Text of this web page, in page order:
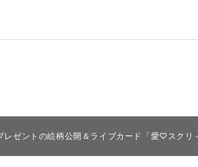
ントの絵柄公開＆ライブカード「愛♡スクリ